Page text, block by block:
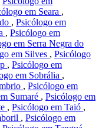
em Seara ,
, Psicólogo em
, Psicólogo em
em Serra Negra do
em Silves , Psicólogo
, Psicólogo em
em Sobrália ,
, Psicólogo em
Sumaré , Psicólogo em
, Psicólogo em Taió ,
, Psicólogo em